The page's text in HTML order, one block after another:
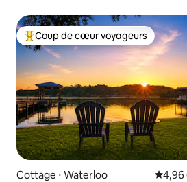
Coups de cœur voyageurs les plus
Coup de cœur voyageurs
Cottage ⋅ Waterloo
4,96